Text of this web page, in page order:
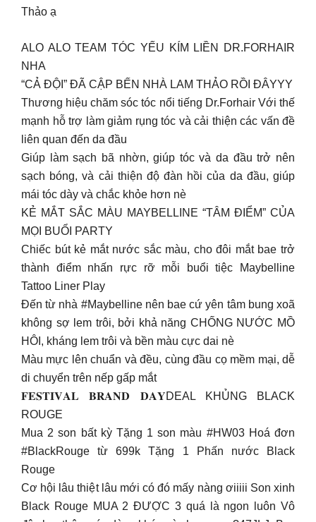
Thảo ạ
ALO ALO TEAM TÓC YẾU KÍM LIỀN DR.FORHAIR
NHA
“CẢ ĐỘI” ĐÃ CẬP BẾN NHÀ LAM THẢO RỒI ĐÂYYY
Thương hiệu chăm sóc tóc nổi tiếng Dr.Forhair Với thế
mạnh hỗ trợ làm giảm rụng tóc và cải thiện các vấn đề
liên quan đến da đầu
Giúp làm sạch bã nhờn, giúp tóc và da đầu trở nên
sạch bóng, và cải thiện độ đàn hồi của da đầu, giúp
mái tóc dày và chắc khỏe hơn nè
KẺ MẮT SẮC MÀU MAYBELLINE “TÂM ĐIỂM” CỦA
MỌI BUỔI PARTY
Chiếc bút kẻ mắt nước sắc màu, cho đôi mắt bae trở
thành điểm nhấn rực rỡ mỗi buổi tiệc Maybelline
Tattoo Liner Play
Đến từ nhà #Maybelline nên bae cứ yên tâm bung xoã
không sợ lem trôi, bởi khả năng CHỐNG NƯỚC MỒ
HÔI, kháng lem trôi và bền màu cực dai nè
Màu mực lên chuẩn và đều, cùng đầu cọ mềm mại, dễ
di chuyển trên nếp gấp mắt
𝐅𝐄𝐒𝐓𝐈𝐕𝐀𝐋 𝐁𝐑𝐀𝐍𝐃 𝐃𝐀𝐘DEAL KHỦNG BLACK
ROUGE
Mua 2 son bất kỳ Tặng 1 son màu #HW03 Hoá đơn
#BlackRouge từ 699k Tặng 1 Phấn nước Black
Rouge
Cơ hội lâu thiệt lâu mới có đó mấy nàng ơiiiii Son xinh
Black Rouge MUA 2 ĐƯỢC 3 quá là ngon luôn Vô